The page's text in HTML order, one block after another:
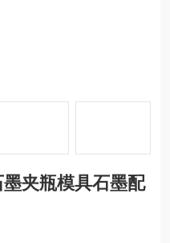
夹瓶模具石墨配